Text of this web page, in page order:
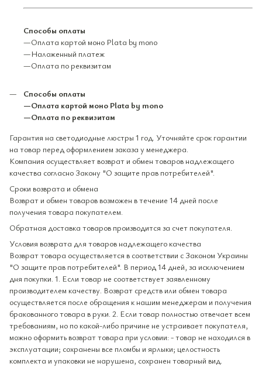
Способы оплаты
—Оплата картой моно Plata by mono
—Наложенный платеж
—Оплата по реквизитам
Способы оплаты
—Оплата картой моно Plata by mono
—Оплата по реквизитам
Гарантия на светодиодные люстры 1 год. Уточняйте срок гарантии
на товар перед оформлением заказа у менеджера.
Компания осуществляет возврат и обмен товаров надлежащего
качества согласно Закону "О защите прав потребителей".
Сроки возврата и обмена
Возврат и обмен товаров возможен в течение 14 дней после
получения товара покупателем.
Обратная доставка товаров производится за счет покупателя.
Условия возврата для товаров надлежащего качества
Возврат товара осуществляется в соответствии с Законом Украины
"О защите прав потребителей". В период 14 дней, за исключением
дня покупки. 1. Если товар не соответствует заявленному
производителем качеству. Возврат средств или обмен товара
осуществляется после обращения к нашим менеджерам и получения
бракованного товара в руки. 2. Если товар полностью отвечает всем
требованиям, но по какой-либо причине не устраивает покупателя,
можно оформить возврат товара при условии: - товар не находился в
эксплуатации; сохранены все пломбы и ярлыки; целостность
комплекта и упаковки не нарушена, сохранен товарный вид.